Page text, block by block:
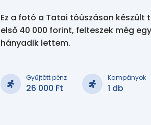
Ez a fotó a Tatai tóúszáson készült
első 40 000 forint, felteszek még
hányadik lettem.
Gyűjtött pénz
26 000 Ft
Kampányok
1 db